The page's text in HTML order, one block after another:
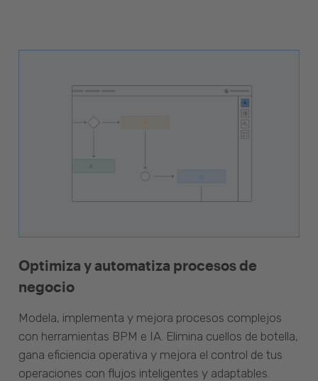
Optimiza y automatiza procesos de
negocio
Modela, implementa y mejora procesos complejos
con herramientas BPM e IA. Elimina cuellos de botella,
gana eficiencia operativa y mejora el control de tus
operaciones con flujos inteligentes y adaptables.